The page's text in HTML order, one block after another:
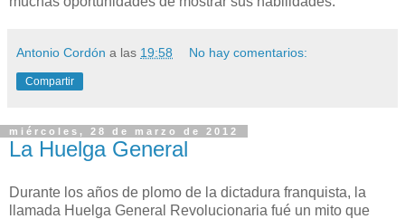
Antonio Cordón a las 19:58 No hay comentarios:
Compartir
miércoles, 28 de marzo de 2012
La Huelga General
Durante los años de plomo de la dictadura franquista, la
llamada Huelga General Revolucionaria fué un mito que